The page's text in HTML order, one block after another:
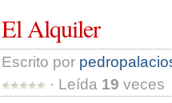
El Alquiler
Escrito por
· Leída 19 veces